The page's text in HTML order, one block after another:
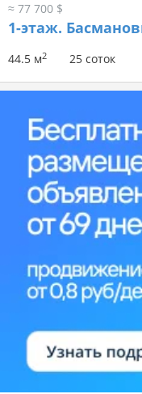
≈ 77 700 $
1-этаж.
44.5 м2 25 соток